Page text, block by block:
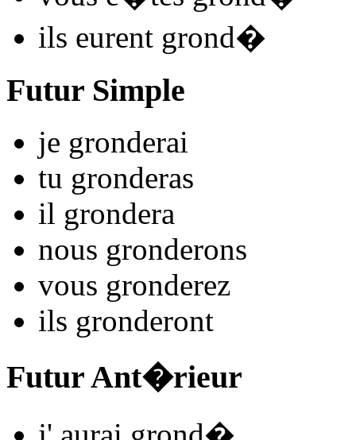
ils eurent grond�
Futur Simple
je gronderai
tu gronderas
il grondera
nous gronderons
vous gronderez
ils gronderont
Futur Ant�rieur